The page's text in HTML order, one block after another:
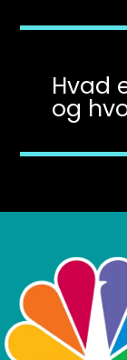
Hvad
og